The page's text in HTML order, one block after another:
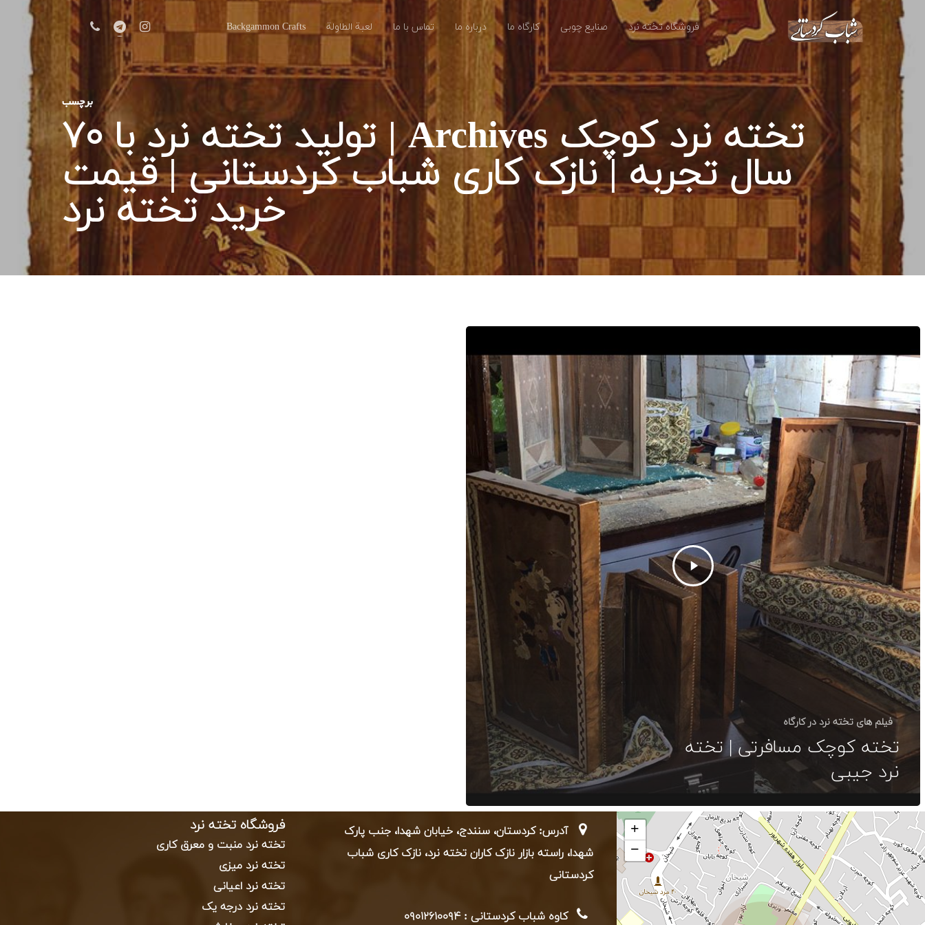
اینتر را برای جستجو و یا ESC برای بستن بفشارید
فروشگاه تخته نرد صنایع چوبی کارگاه ما درباره ما تماس با ما لعبة الطاولة Backgammon Crafts
برچسب
تخته نرد کوچک Archives | تولید تخته نرد با ۷۰
سال تجربه | نازک کاری شباب کردستانی | قیمت
خرید تخته نرد
فیلم های تخته نرد در کارگاه
تخته کوچک مسافرتی | تخته
نرد جیبی
فروشگاه تخته نرد
تخته نرد منبت و معرق کاری
تخته نرد میزی
تخته نرد اعیانی
تخته نرد درجه یک
آدرس: کردستان، سنندج، خیابان شهدا، جنب پارک
شهدا، راسته بازار نازک کاران تخته نرد، نازک کاری شباب
کردستانی
کاوه شباب کردستانی : ۰۹۰۱۲۶۱۰۰۹۴
+
−